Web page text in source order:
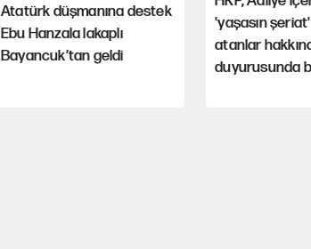
Atatürk düşmanına destek
Ebu Hanzala lakaplı
Bayancuk’tan geldi
'yaşasın
atanlar
duyurusunda